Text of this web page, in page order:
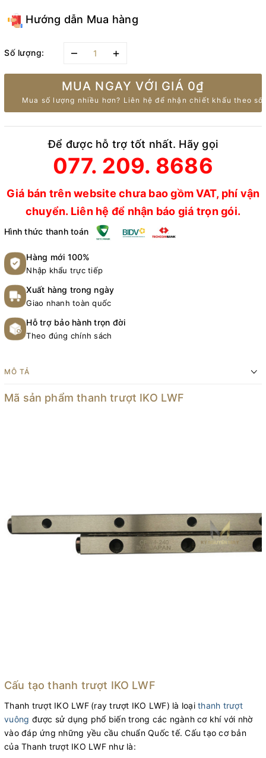
Hướng dẫn Mua hàng
Số lượng: – +
MUA NGAY VỚI GIÁ 0₫
Mua số lượng nhiều hơn? Liên hệ để nhận chiết khấu theo số
Để được hỗ trợ tốt nhất. Hãy gọi
077. 209. 8686
Giá bán trên website chưa bao gồm VAT, phí vận
chuyển. Liên hệ để nhận báo giá trọn gói.
Hình thức thanh toán
Hàng mới 100%
Nhập khẩu trực tiếp
Xuất hàng trong ngày
Giao nhanh toàn quốc
Hỗ trợ bảo hành trọn đời
Theo đúng chính sách
MÔ TẢ
Mã sản phẩm thanh trượt IKO LWF
Cấu tạo thanh trượt IKO LWF
Thanh trượt IKO LWF (ray trượt IKO LWF) là loại thanh trượt
vuông được sử dụng phổ biến trong các ngành cơ khí với nhờ
vào đáp ứng những yều cầu chuẩn Quốc tế. Cấu tạo cơ bản
của Thanh trượt IKO LWF như là: